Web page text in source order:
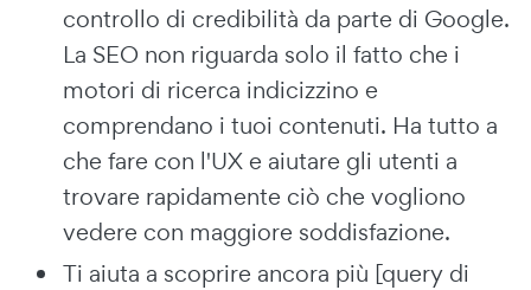
controllo di credibilità da parte di Google.
La SEO non riguarda solo il fatto che i
motori di ricerca indicizzino e
comprendano i tuoi contenuti. Ha tutto a
che fare con l'UX e aiutare gli utenti a
trovare rapidamente ciò che vogliono
vedere con maggiore soddisfazione.
Ti aiuta a scoprire ancora più [query di